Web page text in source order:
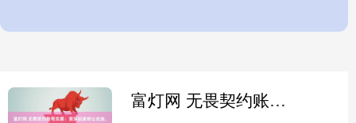
富灯网 无畏契约账号交易：资深玩家转让优选，高效便捷有底气